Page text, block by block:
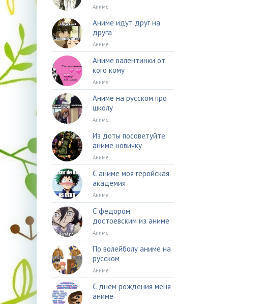
Аниме
Аниме идут друг на
друга
Аниме
Аниме валентинки от
кого кому
Аниме
Аниме на русском про
школу
Аниме
Из доты посоветуйте
аниме новичку
Аниме
С аниме моя геройская
академия
Аниме
С федором
достоевским из аниме
Аниме
По волейболу аниме на
русском
Аниме
С днем рождения меня
аниме